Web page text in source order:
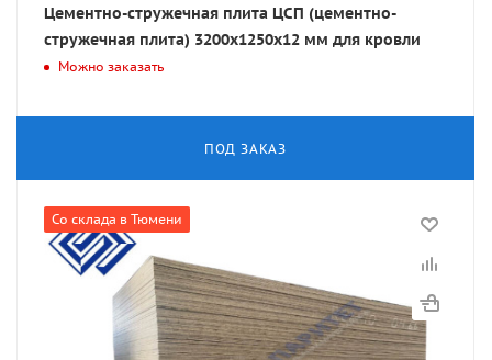
Цементно-стружечная плита ЦСП (цементно-
стружечная плита) 3200х1250х12 мм для кровли
Можно заказать
ПОД ЗАКАЗ
Со склада в Тюмени